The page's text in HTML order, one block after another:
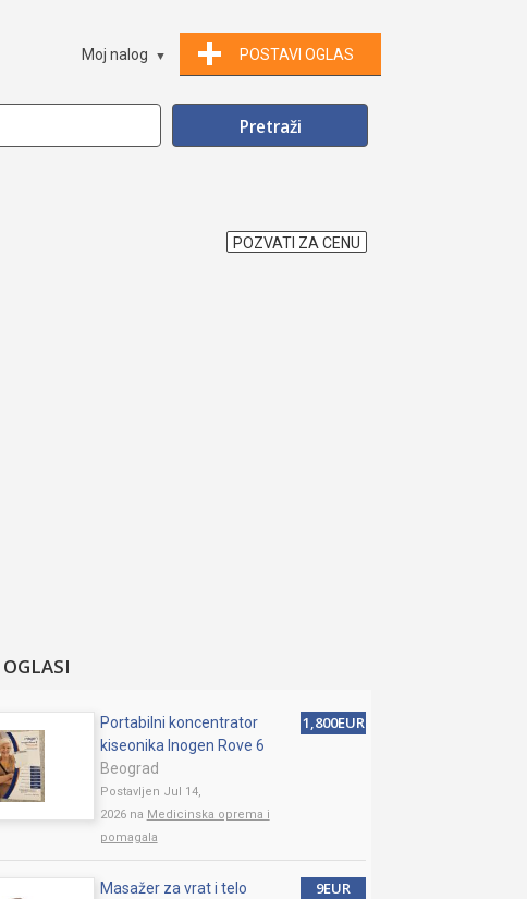
POSTAVI OGLAS
Moj nalog
POZVATI ZA CENU
Portabilni koncentrator
kiseonika Inogen Rove 6
Beograd
Postavljen Jul 14,
2026 na Medicinska oprema i
pomagala
1,800EUR
Masažer za vrat i telo
9EUR